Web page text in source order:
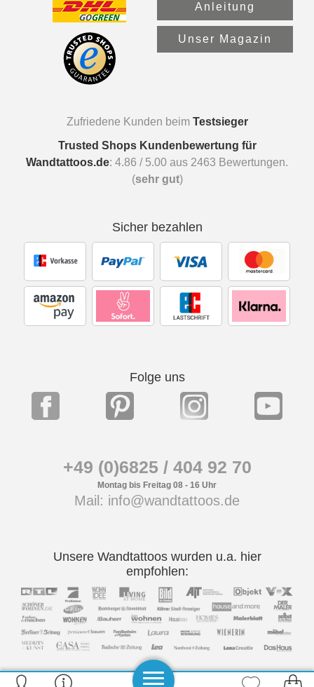
Anleitung
Unser Magazin
Zufriedene Kunden beim Testsieger
Trusted Shops Kundenbewertung für
Wandtattoos.de: 4.86 / 5.00 aus 2463 Bewertungen.
(sehr gut)
Sicher bezahlen
Folge uns
+49 (0)6825 / 404 92 70
Montag bis Freitag 08 - 16 Uhr
Mail: info@wandtattoos.de
Unsere Wandtattoos wurden u.a. hier
empfohlen: